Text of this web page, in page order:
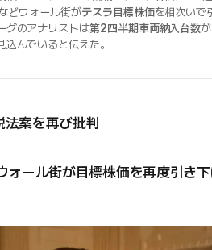
どウォール街がテスラ目標株価を相次いで
グのアナリストは第2四半期車両納入台数
込んでいると伝えた。
案を再び批判
ォール街が目標株価を再度引き